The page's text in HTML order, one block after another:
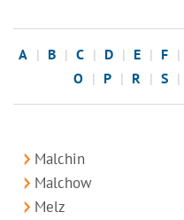
A B C D E F
O
P R S
Malchin
Malchow
Melz